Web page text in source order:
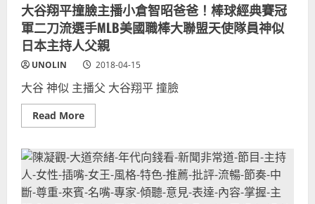
年
輕
媽
媽！
2018
政
治
意
宣
傳
選
手
夫
妻
代
言
EARTH
蟲
噴
霧-
日
本
京
奧
運
贊
助
大谷翔平撞臉主播小倉智昭爸爸！棒球經典賽冠
軍二刀流選手MLB美國職棒大聯盟天使隊員神似
日本主持人父親
UNOLIN 2018-04-15
大谷 神似 主播父 大谷翔平 撞臉
Read MoreRead
more
谷
翔
平
撞
臉